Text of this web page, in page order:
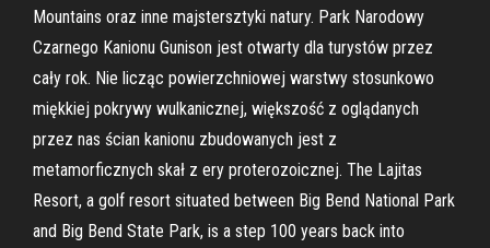
Mountains oraz inne majstersztyki natury. Park Narodowy
Czarnego Kanionu Gunison jest otwarty dla turystów przez
cały rok. Nie licząc powierzchniowej warstwy stosunkowo
miękkiej pokrywy wulkanicznej, większość z oglądanych
przez nas ścian kanionu zbudowanych jest z
metamorficznych skał z ery proterozoicznej. The Lajitas
Resort, a golf resort situated between Big Bend National Park
and Big Bend State Park, is a step 100 years back into